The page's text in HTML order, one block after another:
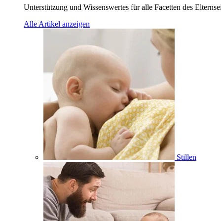
Unterstützung und Wissenswertes für alle Facetten des
Alle Artikel anzeigen
Stillen